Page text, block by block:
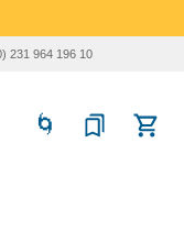
231 964 196 10